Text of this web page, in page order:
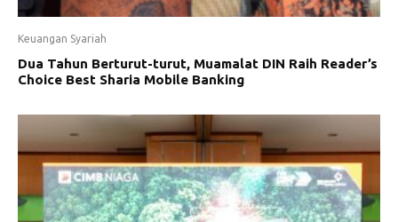
Keuangan Syariah
Dua Tahun Berturut-turut, Muamalat DIN Raih Reader’s
Choice Best Sharia Mobile Banking